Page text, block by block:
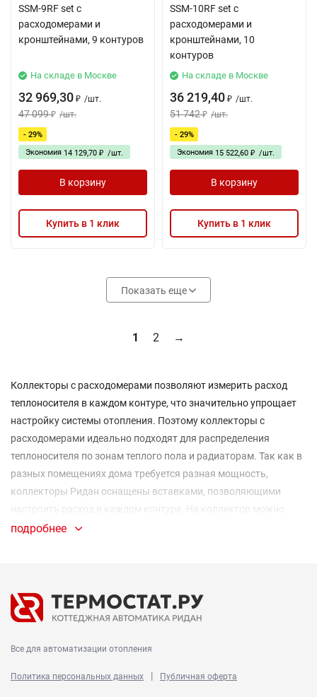
SSM-9RF set с
расходомерами и
кронштейнами, 9 контуров
На складе в Москве
32 969,30 ₽ /шт.
47 099 ₽ /шт.
- 29%
Экономия 14 129,70 ₽ /шт.
В корзину
Купить в 1 клик
SSM-10RF set с
расходомерами и
кронштейнами, 10
контуров
На складе в Москве
36 219,40 ₽ /шт.
51 742 ₽ /шт.
- 29%
Экономия 15 522,60 ₽ /шт.
В корзину
Купить в 1 клик
Показать еще
1 2 →
Коллекторы с расходомерами позволяют измерить расход
теплоносителя в каждом контуре, что значительно упрощает
настройку системы отопления. Поэтому коллекторы с
расходомерами идеально подходят для распределения
теплоносителя по зонам теплого пола и радиаторам. Так как в
разных помещениях дома требуется разная мощность,
коллекторы Ридан оснащены вставками, позволяющими
настроить расход в каждом контуре. На коллектор можно
установить электроприводы, что позволит управлять
надежной и бесшумной работы при пуско-наладке и
эксплуатации необходимо удалять воздух из системы.
расходомерами входят мощные крепления и два
подробнее
Все для автоматизации отопления
Политика персональных данных | Публичная оферта